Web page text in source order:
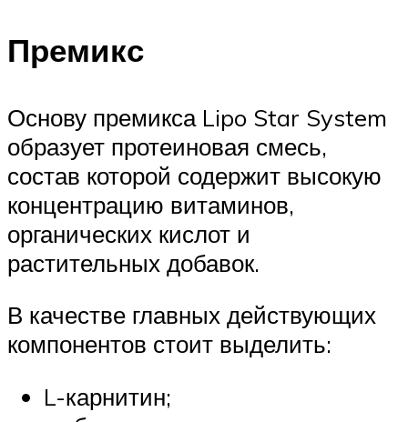
Премикс
Основу премикса Lipo Star System
образует протеиновая смесь,
состав которой содержит высокую
концентрацию витаминов,
органических кислот и
растительных добавок.
В качестве главных действующих
компонентов стоит выделить:
L-карнитин;